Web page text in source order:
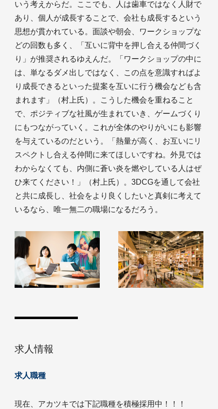
いう考えからだ。ここでも、人は歯車ではなく人財で
あり、個人が成長することで、会社も成長するという
思想が貫かれている。面談や朝会、ワークショップな
どの回数も多く、「互いに背中を押し合える仲間づく
り」が推奨されるゆえんだ。「ワークショップの中に
は、単なるダメ出しではなく、この点を意識すればよ
り成長できるといった提案を互いに行う機会なども含
まれます」（村上氏）。こうした機会を重ねること
で、ポジティブな社風が生まれていき、ゲームづくり
にもつながっていく。これが全体のやりがいにも影響
を与えているのだという。「熱量が高く、お互いにリ
スペクトし合える仲間に来てほしいですね。外見では
わからなくても、内側に蒼い炎を燃やしている人はぜ
ひ来てください！」（村上氏）。3DCGを通して会社
と共に成長し、社会をより良くしたいと真剣に考えて
いるなら、唯一無二の職場になるだろう。
求人情報
求人職種
現在、アカツキでは下記職種を積極採用中！！！